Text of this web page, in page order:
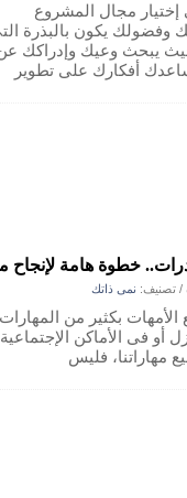
إختيار مجال المشروع
وفضولك يكون بالبذرة
يبحث وعيك وإدراكك
أفكارك على تطوير
خطوة هامة
/ تصنيف: نمى ذاتك
الأمهات بكثير من
أو فى الأماكن
مهاراتنا، فليس